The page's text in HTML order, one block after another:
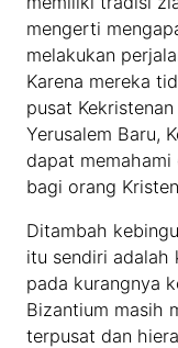
mengerti
melakukan
Karena mereka
pusat
Yerusalem Baru,
dapat memahami
bagi orang
Ditambah
itu sendiri adalah
pada kurangnya
Bizantium masih
terpusat dan